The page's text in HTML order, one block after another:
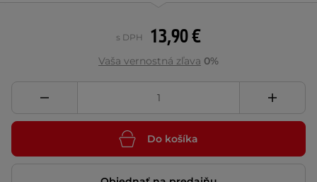
13,90 €
s DPH
Vaša vernostná zľava 0%
Do košíka